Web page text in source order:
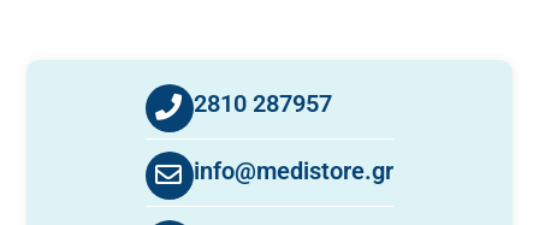
2810 287957
info@medistore.gr